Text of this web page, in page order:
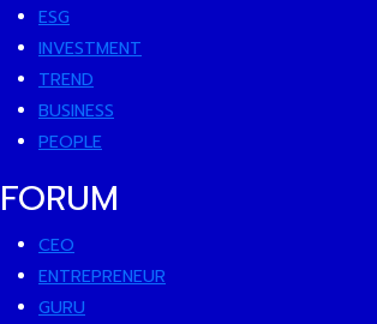
ESG
INVESTMENT
TREND
BUSINESS
PEOPLE
FORUM
CEO
ENTREPRENEUR
GURU